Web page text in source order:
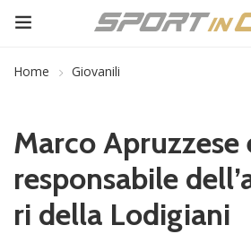
Home Giovanili
Marco
responsabile
ri della Lodigiani